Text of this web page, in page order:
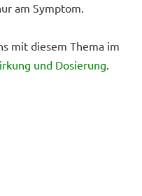
am Symptom.
mit diesem Thema im
und Dosierung.